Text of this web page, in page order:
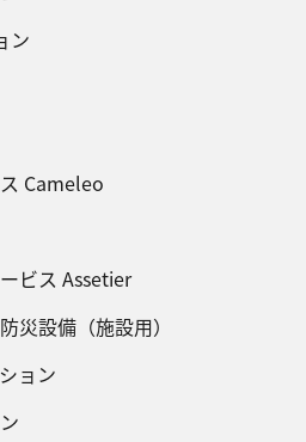
ン
Cameleo
ビス Assetier
災設備（施設用）
ョン